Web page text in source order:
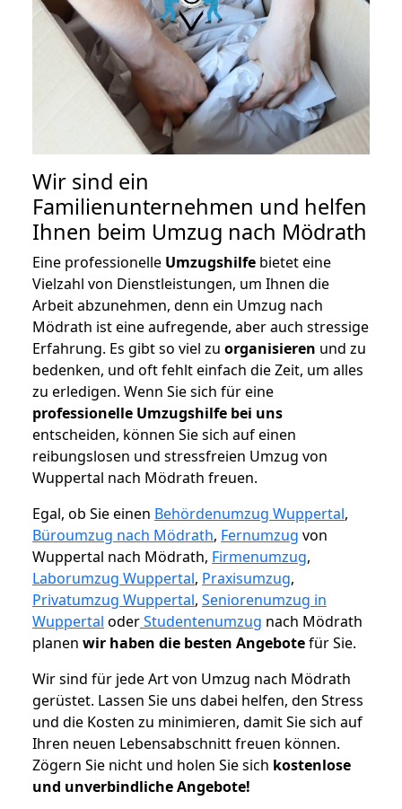
Wir sind ein
Familienunternehmen und helfen
Ihnen beim Umzug nach Mödrath
Eine professionelle Umzugshilfe bietet eine
Vielzahl von Dienstleistungen, um Ihnen die
Arbeit abzunehmen, denn ein Umzug nach
Mödrath ist eine aufregende, aber auch stressige
Erfahrung. Es gibt so viel zu organisieren und zu
bedenken, und oft fehlt einfach die Zeit, um alles
zu erledigen. Wenn Sie sich für eine
professionelle Umzugshilfe bei uns
entscheiden, können Sie sich auf einen
reibungslosen und stressfreien Umzug von
Wuppertal nach Mödrath freuen.
Egal, ob Sie einen Behördenumzug Wuppertal,
Büroumzug nach Mödrath, Fernumzug von
Wuppertal nach Mödrath, Firmenumzug,
Laborumzug Wuppertal, Praxisumzug,
Privatumzug Wuppertal, Seniorenumzug in
Wuppertal oderStudentenumzug nach Mödrath
planen wir haben die besten Angebotefür Sie.
Wir sind für jede Art von Umzug nach Mödrath
gerüstet. Lassen Sie uns dabei helfen, den Stress
und die Kosten zu minimieren, damit Sie sich auf
Ihren neuen Lebensabschnitt freuen können.
Zögern Sie nicht und holen Sie sich kostenlose
und unverbindliche Angebote!